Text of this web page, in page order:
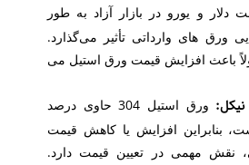
دلار و یورو در بازار آزاد به ‌طور
ورق ‌های وارداتی تأثیر می‌گذارد.
باعث افزایش قیمت ورق استیل می
ورق استیل 304 حاوی درصد
بنابراین افزایش یا کاهش قیمت
نقش مهمی در تعیین قیمت دارد.